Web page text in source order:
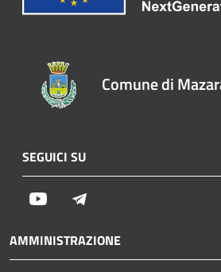
Comune di
SEGUICI SU
Youtube
AMMINISTRAZIONE